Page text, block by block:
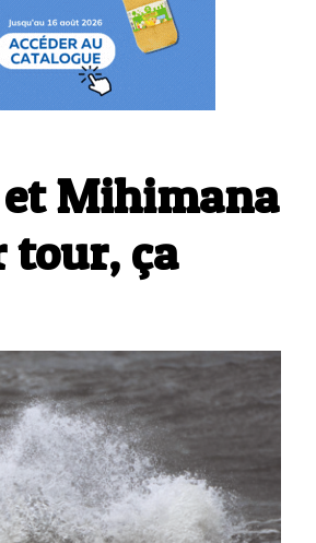
et Mihimana
tour, ça